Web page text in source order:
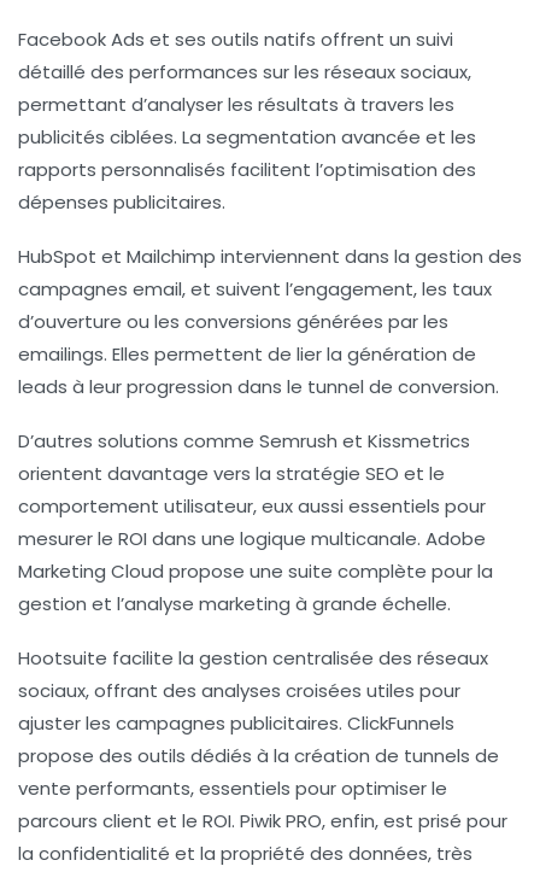
Facebook Ads et ses outils natifs offrent un suivi
détaillé des performances sur les réseaux sociaux,
permettant d’analyser les résultats à travers les
publicités ciblées. La segmentation avancée et les
rapports personnalisés facilitent l’optimisation des
dépenses publicitaires.
HubSpot et Mailchimp interviennent dans la gestion des
campagnes email, et suivent l’engagement, les taux
d’ouverture ou les conversions générées par les
emailings. Elles permettent de lier la génération de
leads à leur progression dans le tunnel de conversion.
D’autres solutions comme Semrush et Kissmetrics
orientent davantage vers la stratégie SEO et le
comportement utilisateur, eux aussi essentiels pour
mesurer le ROI dans une logique multicanale. Adobe
Marketing Cloud propose une suite complète pour la
gestion et l’analyse marketing à grande échelle.
Hootsuite facilite la gestion centralisée des réseaux
sociaux, offrant des analyses croisées utiles pour
ajuster les campagnes publicitaires. ClickFunnels
propose des outils dédiés à la création de tunnels de
vente performants, essentiels pour optimiser le
parcours client et le ROI. Piwik PRO, enfin, est prisé pour
la confidentialité et la propriété des données, très